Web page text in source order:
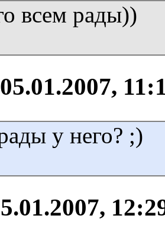
всем рады))
у него? ;)